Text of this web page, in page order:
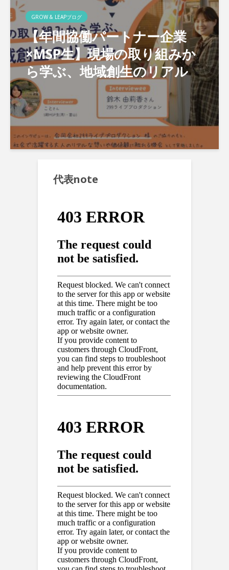
GROW & LEAPブログ
【年間協働パートナー企業
×MSP生】現場の取り組みか
ら学ぶ、地域創生のリアル
代表note